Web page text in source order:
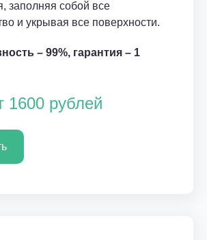
заполняя собой все
и укрывая все поверхности.
– 99%, гарантия – 1
1600 рублей